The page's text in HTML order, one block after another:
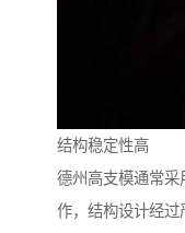
结构稳定性高
德州高支模通常采
作，结构设计经过